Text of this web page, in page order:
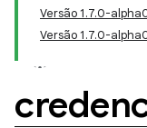
Versão 1.7.0-
Versão 1.7.0-